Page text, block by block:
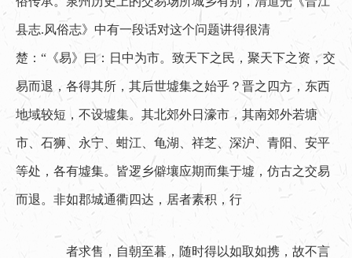
县志.风俗志》中有一段话对这个问题讲得很清
楚：“《易》曰：日中为市。致天下之民，聚天下之资，交
易而退，各得其所，其后世墟集之始乎？晋之四方，东西
地域较短，不设墟集。其北郊外日濠市，其南郊外若塘
市、石狮、永宁、蚶江、龟湖、祥芝、深沪、青阳、安平
等处，各有墟集。皆逻乡僻壤应期而集于墟，仿古之交易
而退。非如郡城通衢四达，居者素积，行
者求售，自朝至暮，随时得以如取如携，故不言